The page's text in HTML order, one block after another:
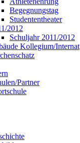
Begegnungstag
Studententheater
2012
Schuljahr 2011/2012
Kollegium/Internat
Partner